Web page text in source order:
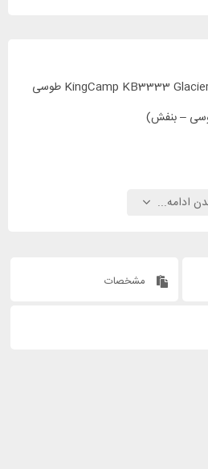
– بنفش)
دارد
ادامه...
مشخصات